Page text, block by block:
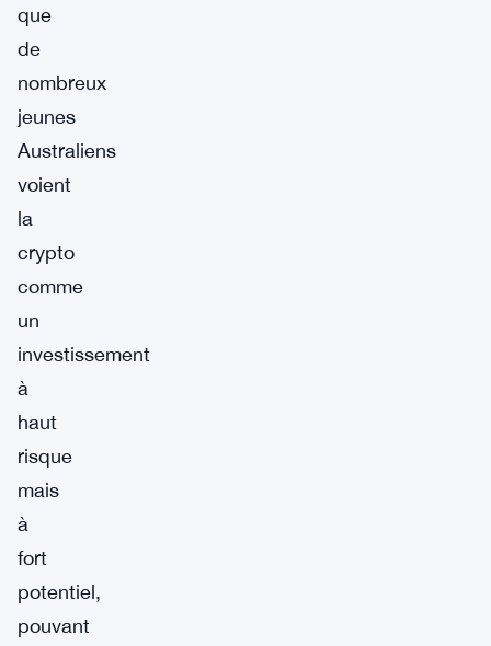
que
de
nombreux
jeunes
Australiens
voient
la
crypto
comme
un
investissement
à
haut
risque
mais
à
fort
potentiel,
pouvant